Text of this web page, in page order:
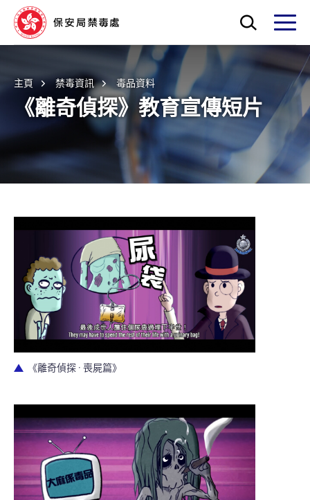
跳至主要內容
打開搜索框
打開
主頁 禁毒資訊 毒品資料
《離奇偵探》教育宣傳短片
《離奇偵探 · 喪屍篇》